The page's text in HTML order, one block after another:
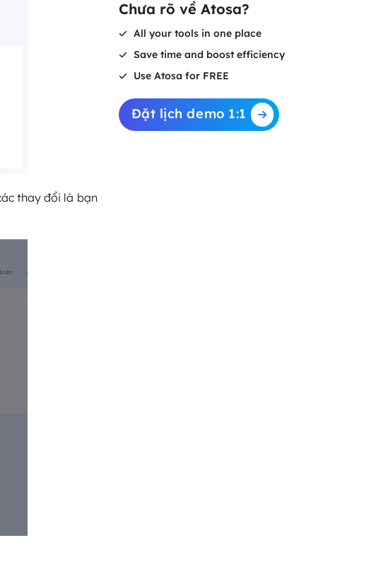
thay đổi là bạn
Chưa rõ về Atosa?
All your tools in one place
Save time and boost efficiency
Use Atosa for FREE
Đặt lịch demo 1:1